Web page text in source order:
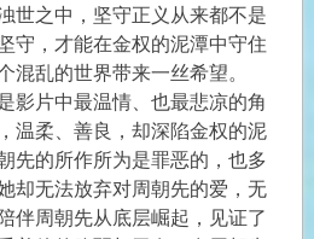
世之中，坚守正义从来都不是
守，才能在金权的泥潭中守住
混乱的世界带来一丝希望。
影片中最温情、也最悲凉的角
温柔、善良，却深陷金权的泥
先的所作所为是罪恶的，也多
却无法放弃对周朝先的爱，无
伴周朝先从底层崛起，见证了